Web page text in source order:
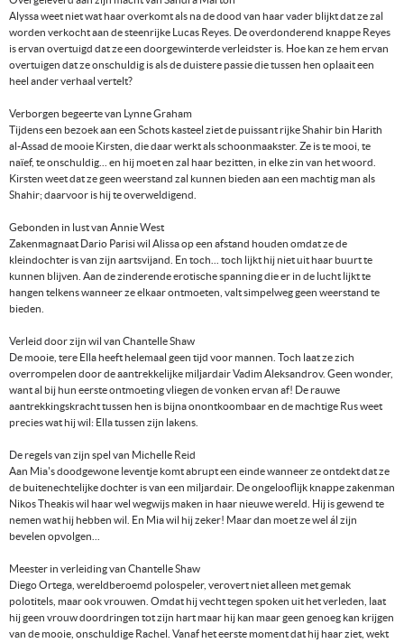
Alyssa weet niet wat haar overkomt als na de dood van haar vader blijkt dat ze zal
worden verkocht aan de steenrijke Lucas Reyes. De overdonderend knappe Reyes
is ervan overtuigd dat ze een doorgewinterde verleidster is. Hoe kan ze hem ervan
overtuigen dat ze onschuldig is als de duistere passie die tussen hen oplaait een
heel ander verhaal vertelt?
Verborgen begeerte van Lynne Graham
Tijdens een bezoek aan een Schots kasteel ziet de puissant rijke Shahir bin Harith
al-Assad de mooie Kirsten, die daar werkt als schoonmaakster. Ze is te mooi, te
naïef, te onschuldig... en hij moet en zal haar bezitten, in elke zin van het woord.
Kirsten weet dat ze geen weerstand zal kunnen bieden aan een machtig man als
Shahir; daarvoor is hij te overweldigend.
Gebonden in lust van Annie West
Zakenmagnaat Dario Parisi wil Alissa op een afstand houden omdat ze de
kleindochter is van zijn aartsvijand. En toch... toch lijkt hij niet uit haar buurt te
kunnen blijven. Aan de zinderende erotische spanning die er in de lucht lijkt te
hangen telkens wanneer ze elkaar ontmoeten, valt simpelweg geen weerstand te
bieden.
Verleid door zijn wil van Chantelle Shaw
De mooie, tere Ella heeft helemaal geen tijd voor mannen. Toch laat ze zich
overrompelen door de aantrekkelijke miljardair Vadim Aleksandrov. Geen wonder,
want al bij hun eerste ontmoeting vliegen de vonken ervan af! De rauwe
aantrekkingskracht tussen hen is bijna onontkoombaar en de machtige Rus weet
precies wat hij wil: Ella tussen zijn lakens.
De regels van zijn spel van Michelle Reid
Aan Mia's doodgewone leventje komt abrupt een einde wanneer ze ontdekt dat ze
de buitenechtelijke dochter is van een miljardair. De ongelooflijk knappe zakenman
Nikos Theakis wil haar wel wegwijs maken in haar nieuwe wereld. Hij is gewend te
nemen wat hij hebben wil. En Mia wil hij zeker! Maar dan moet ze wel ál zijn
bevelen opvolgen...
Meester in verleiding van Chantelle Shaw
Diego Ortega, wereldberoemd polospeler, verovert niet alleen met gemak
polotitels, maar ook vrouwen. Omdat hij vecht tegen spoken uit het verleden, laat
hij geen vrouw doordringen tot zijn hart maar hij kan maar geen genoeg kan krijgen
van de mooie, onschuldige Rachel. Vanaf het eerste moment dat hij haar ziet, wekt